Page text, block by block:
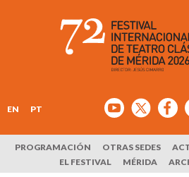
EN PT
PROGRAMACIÓN OTRAS SEDES
EL FESTIVAL
MÉRIDA